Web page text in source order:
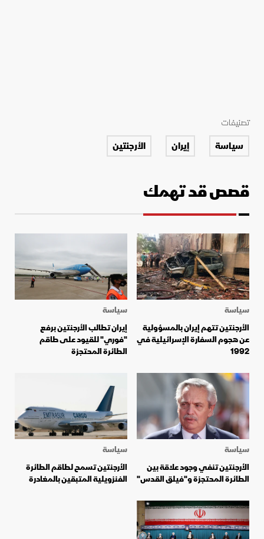
تصنيفات
سياسة إيران الأرجنتين
قصص قد تهمك
سياسة
الأرجنتين تتهم إيران بالمسؤولية
عن هجوم السفارة الإسرائيلية في
1992
سياسة
إيران تطالب الأرجنتين برفع
"فوري" للقيود على طاقم
الطائرة المحتجزة
سياسة
الأرجنتين تنفي وجود علاقة بين
الطائرة المحتجزة و"فيلق القدس"
سياسة
الأرجنتين تسمح لطاقم الطائرة
الفنزويلية المتبقين بالمغادرة